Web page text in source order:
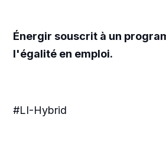
Énergir souscrit à un
l'égalité en emploi.
#LI-Hybrid